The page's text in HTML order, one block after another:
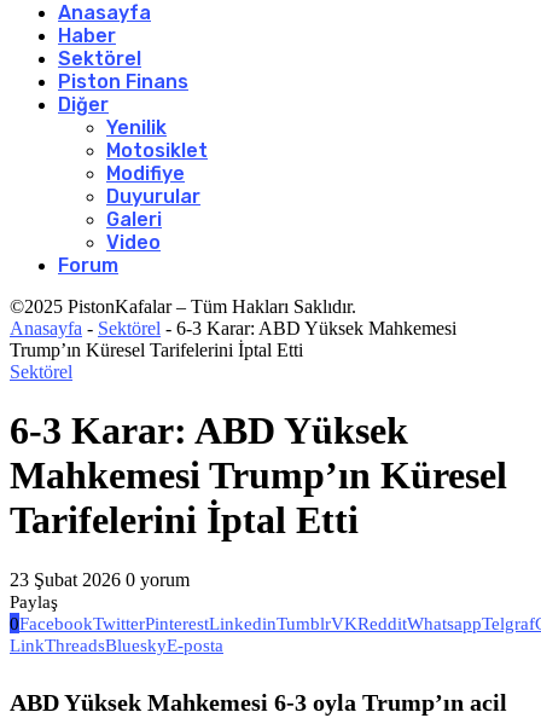
Anasayfa
Haber
Sektörel
Piston Finans
Diğer
Yenilik
Motosiklet
Modifiye
Duyurular
Galeri
Video
Forum
©2025 PistonKafalar – Tüm Hakları Saklıdır.
Anasayfa - Sektörel - 6-3 Karar: ABD Yüksek Mahkemesi
Trump’ın Küresel Tarifelerini İptal Etti
Sektörel
6-3 Karar: ABD Yüksek
Mahkemesi Trump’ın Küresel
Tarifelerini İptal Etti
23 Şubat 2026 0 yorum
Paylaş
0FacebookTwitterPinterestLinkedinTumblrVKRedditWhatsappTelgraf
LinkThreadsBlueskyE-posta
ABD Yüksek Mahkemesi 6-3 oyla Trump’ın acil